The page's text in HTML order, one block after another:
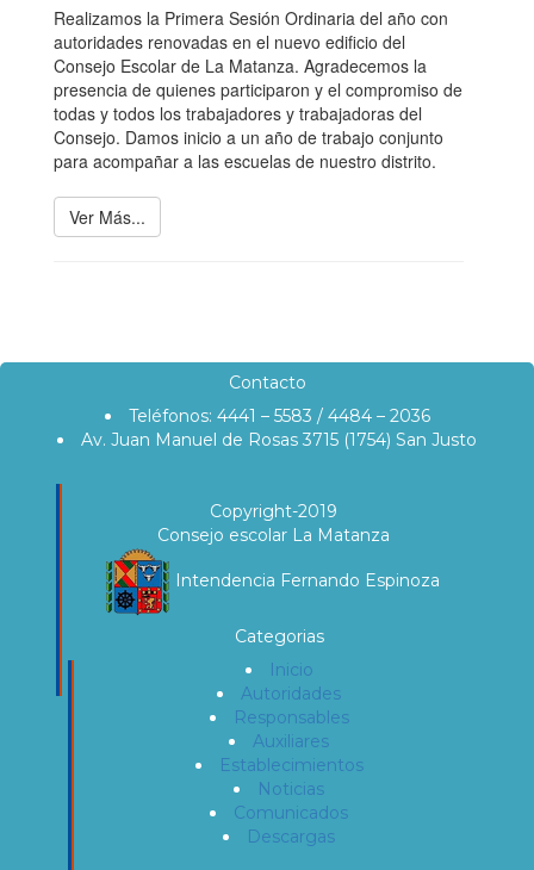
Realizamos la Primera Sesión Ordinaria del año con
autoridades renovadas en el nuevo edificio del
Consejo Escolar de La Matanza. Agradecemos la
presencia de quienes participaron y el compromiso de
todas y todos los trabajadores y trabajadoras del
Consejo. Damos inicio a un año de trabajo conjunto
para acompañar a las escuelas de nuestro distrito.
Ver Más...
Contacto
Teléfonos: 4441 – 5583 / 4484 – 2036
Av. Juan Manuel de Rosas 3715 (1754) San Justo
Copyright-2019
Consejo escolar La Matanza
Intendencia Fernando Espinoza
Categorias
Inicio
Autoridades
Responsables
Auxiliares
Establecimientos
Noticias
Comunicados
Descargas